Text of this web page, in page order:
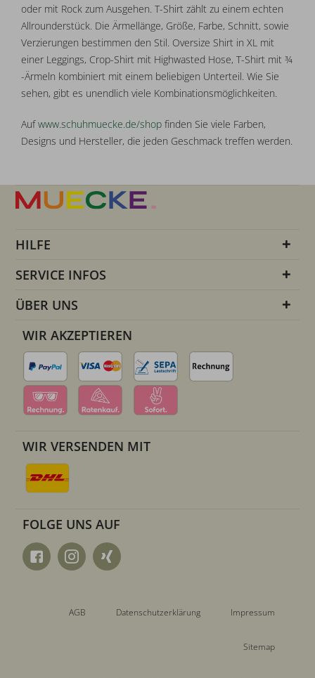
oder mit Rock zum Ausgehen. T-Shirt zählt zu einem echten
Allrounderstück. Die Ärmellänge, Größe, Farbe, Schnitt, sowie
Verzierungen bestimmen den Stil. Oversize Shirt in XL mit
einer Leggings, Crop-Shirt mit Highwasted Hose, T-Shirt mit ¾
-Ärmeln kombiniert mit einem beliebigen Unterteil. Wie Sie
sehen, gibt es unendlich viele Kombinationsmöglichkeiten.
Aufwww.schuhmuecke.de/shop finden Sie viele Farben,
Designs und Hersteller, die jeden Geschmack treffen werden.
HILFE
SERVICE INFOS
ÜBER UNS
WIR AKZEPTIEREN
WIR VERSENDEN MIT
FOLGE UNS AUF
AGB Datenschutzerklärung Impressum
Sitemap